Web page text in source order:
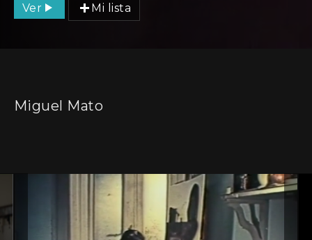
Ver Mi lista
Miguel Mato